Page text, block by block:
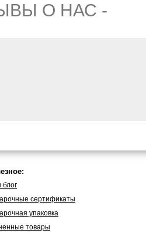
О НАС -
сертификаты
упаковка
товары